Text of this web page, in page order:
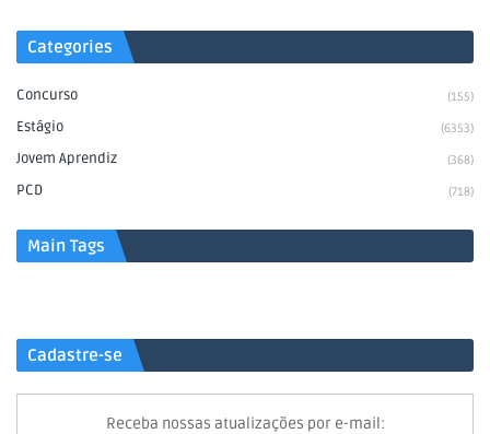
Categories
Concurso (155)
Estágio (6353)
Jovem Aprendiz (368)
PCD (718)
Main Tags
Cadastre-se
Receba nossas atualizações por e-mail: